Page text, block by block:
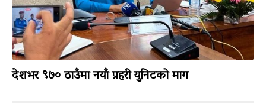
देशभर ९७० ठाउँमा नयाँ प्रहरी युनिटको माग